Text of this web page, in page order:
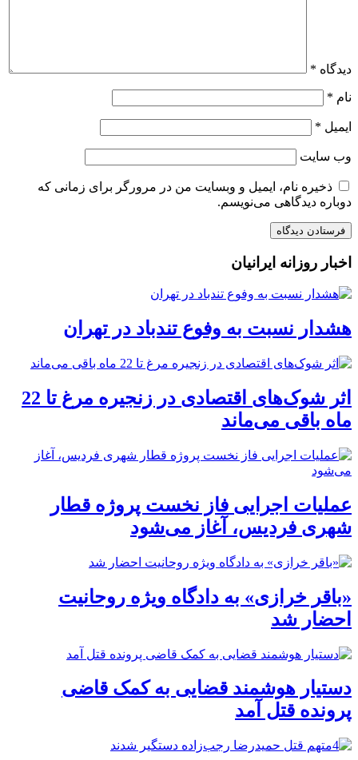
دیدگاه *
نام *
ایمیل *
وب‌ سایت
ذخیره نام، ایمیل و وبسایت من در مرورگر برای زمانی که
دوباره دیدگاهی می‌نویسم.
اخبار روزانه ایرانیان
هشدار نسبت به وفوع تندباد در تهران
اثر شوک‌های اقتصادی در زنجیره مرغ تا 22
ماه باقی می‌ماند
عملیات اجرایی فاز نخست پروژه قطار
شهری فردیس، آغاز می‌شود
«باقر خرازی» به دادگاه ویژه روحانیت
احضار شد
دستیار هوشمند قضایی به کمک قاضی
پرونده قتل آمد